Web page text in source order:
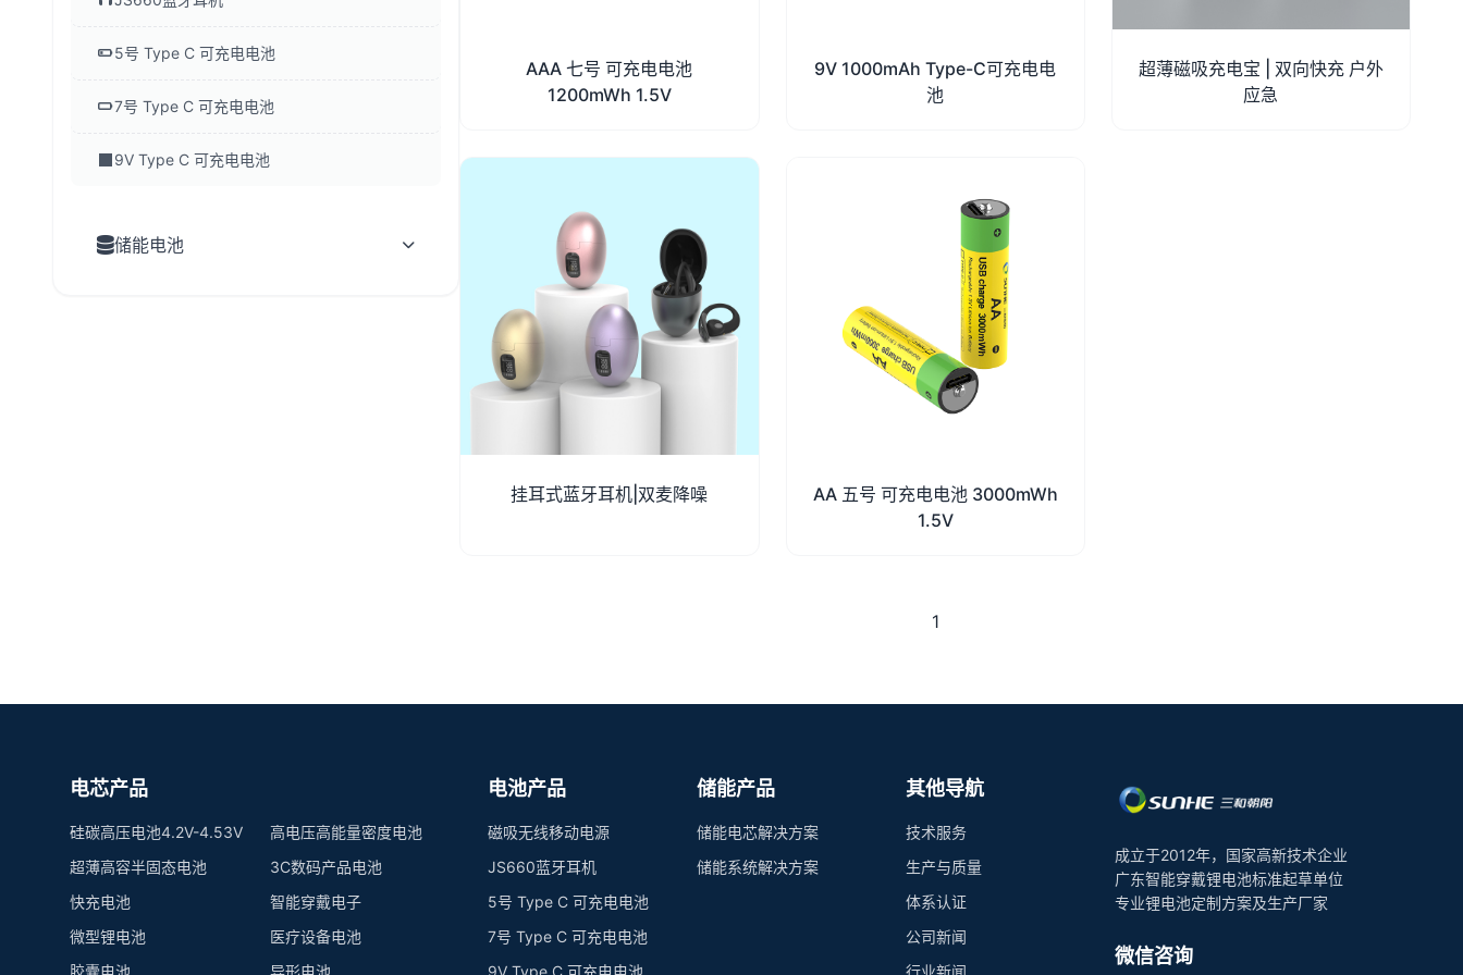
5号 Type C 可充电电池
7号 Type C 可充电电池
9V Type C 可充电电池
储能电池
AAA 七号 可充电电池
1200mWh 1.5V
9V 1000mAh Type-C可充电电
池
超薄磁吸充电宝 | 双向快充 户外
应急
挂耳式蓝牙耳机|双麦降噪
AA 五号 可充电电池 3000mWh
1.5V
1
电芯产品
硅碳高压电池4.2V-4.53V
高电压高能量密度电池
超薄高容半固态电池
3C数码产品电池
快充电池
智能穿戴电子
微型锂电池
医疗设备电池
电池产品
磁吸无线移动电源
JS660蓝牙耳机
5号 Type C 可充电电池
7号 Type C 可充电电池
储能产品
储能电芯解决方案
储能系统解决方案
其他导航
技术服务
生产与质量
体系认证
公司新闻
成立于2012年，国家高新技术企业
广东智能穿戴锂电池标准起草单位
专业锂电池定制方案及生产厂家
微信咨询